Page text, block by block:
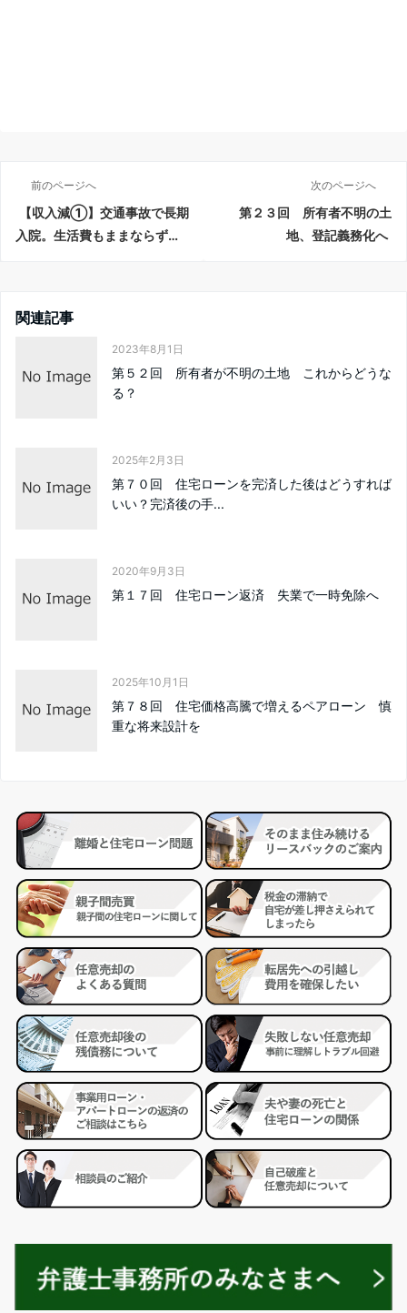
前のページへ
【収入減①】交通事故で長期
入院。生活費もままならず…
次のページへ
第２３回 所有者不明の土
地、登記義務化へ
関連記事
2023年8月1日
第５２回 所有者が不明の土地 これからどうな
る？
2025年2月3日
第７０回 住宅ローンを完済した後はどうすれば
いい？完済後の手...
2020年9月3日
第１７回 住宅ローン返済 失業で一時免除へ
2025年10月1日
第７８回 住宅価格高騰で増えるペアローン 慎
重な将来設計を